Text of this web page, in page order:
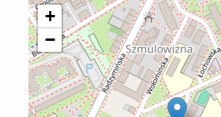
+
−